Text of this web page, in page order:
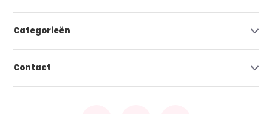
Categorieën
Contact